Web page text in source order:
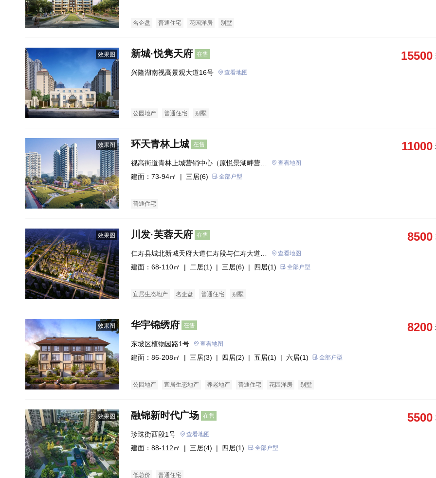
名企盘 普通住宅 花园洋房 别墅
效果图 新城·悦隽天府 在售 15500
兴隆湖南视高景观大道16号 查看地图
公园地产 普通住宅 别墅
效果图 环天青林上城 在售 11000
视高街道青林上城营销中心（原悦景湖畔营销
中心）
查看地图
建面：73-94㎡ | 三居(6) 全部户型
普通住宅
效果图 川发·芙蓉天府 在售 8500
仁寿县城北新城天府大道仁寿段与仁寿大道交
查看地图
建面：68-110㎡ | 二居(1) | 三居(6) | 四居(1) 全部户型
宜居生态地产 名企盘 普通住宅 别墅
效果图 华宇锦绣府 在售 8200
东坡区植物园路1号 查看地图
建面：86-208㎡ | 三居(3) | 四居(2) | 五居(1) | 六居(1) 全部户型
公园地产 宜居生态地产 养老地产 普通住宅 花园洋房 别墅
效果图 融锦新时代广场 在售 5500
珍珠街西段1号 查看地图
建面：88-112㎡ | 三居(4) | 四居(1) 全部户型
低总价 普通住宅